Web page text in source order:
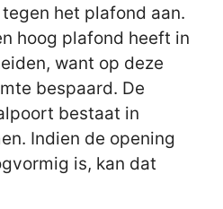
tegen het plafond aan.
hoog plafond heeft in
want op deze
bespaard. De
bestaat in
Indien de opening
is, kan dat